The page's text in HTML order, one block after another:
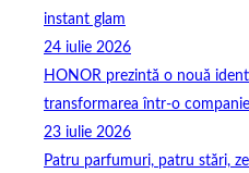
instant glam
24 iulie 2026
HONOR prezintă o nouă
transformarea într-o
23 iulie 2026
Patru parfumuri, patru stări,